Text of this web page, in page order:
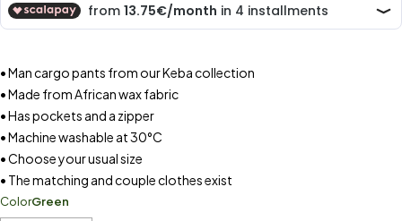
• Man cargo pants from our Keba collection
• Made from African wax fabric
• Has pockets and a zipper
• Machine washable at 30°C
• Choose your usual size
• The matching and couple clothes exist
ColorGreen